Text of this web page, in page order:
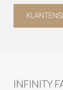
INFINITY